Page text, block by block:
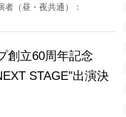
（昼・夜共通）：
立60周年記念
STAGE″出演決